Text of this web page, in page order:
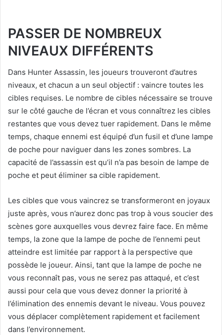
PASSER DE NOMBREUX
NIVEAUX DIFFÉRENTS
Dans Hunter Assassin, les joueurs trouveront d’autres
niveaux, et chacun a un seul objectif : vaincre toutes les
cibles requises. Le nombre de cibles nécessaire se trouve
sur le côté gauche de l’écran et vous connaîtrez les cibles
restantes que vous devez tuer rapidement. Dans le même
temps, chaque ennemi est équipé d’un fusil et d’une lampe
de poche pour naviguer dans les zones sombres. La
capacité de l’assassin est qu’il n’a pas besoin de lampe de
poche et peut éliminer sa cible rapidement.
Les cibles que vous vaincrez se transformeront en joyaux
juste après, vous n’aurez donc pas trop à vous soucier des
scènes gore auxquelles vous devrez faire face. En même
temps, la zone que la lampe de poche de l’ennemi peut
atteindre est limitée par rapport à la perspective que
possède le joueur. Ainsi, tant que la lampe de poche ne
vous reconnaît pas, vous ne serez pas attaqué, et c’est
aussi pour cela que vous devez donner la priorité à
l’élimination des ennemis devant le niveau. Vous pouvez
vous déplacer complètement rapidement et facilement
dans l’environnement.